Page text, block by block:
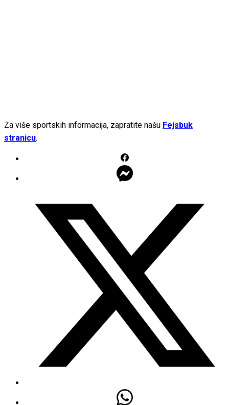
Za više sportskih informacija, zapratite našu Fejsbuk
stranicu.